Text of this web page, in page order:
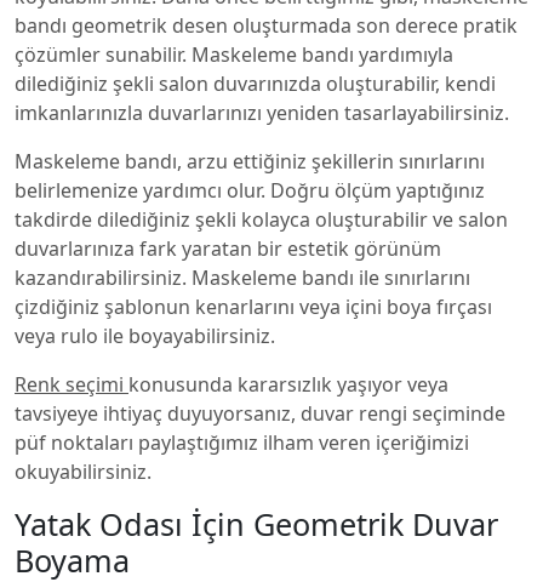
bandı geometrik desen oluşturmada son derece pratik
çözümler sunabilir. Maskeleme bandı yardımıyla
dilediğiniz şekli salon duvarınızda oluşturabilir, kendi
imkanlarınızla duvarlarınızı yeniden tasarlayabilirsiniz.
Maskeleme bandı, arzu ettiğiniz şekillerin sınırlarını
belirlemenize yardımcı olur. Doğru ölçüm yaptığınız
takdirde dilediğiniz şekli kolayca oluşturabilir ve salon
duvarlarınıza fark yaratan bir estetik görünüm
kazandırabilirsiniz. Maskeleme bandı ile sınırlarını
çizdiğiniz şablonun kenarlarını veya içini boya fırçası
veya rulo ile boyayabilirsiniz.
Renk seçimi konusunda kararsızlık yaşıyor veya
tavsiyeye ihtiyaç duyuyorsanız, duvar rengi seçiminde
püf noktaları paylaştığımız ilham veren içeriğimizi
okuyabilirsiniz.
Yatak Odası İçin Geometrik Duvar
Boyama